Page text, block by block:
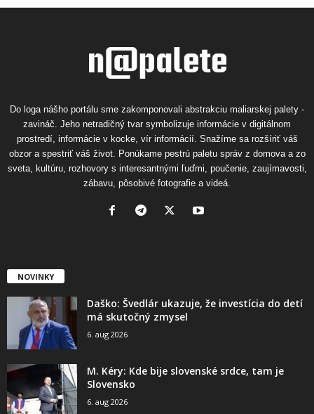
Do loga nášho portálu sme zakomponovali abstrakciu maliarskej palety -
zavináč. Jeho netradičný tvar symbolizuje informácie v digitálnom
prostredí, informácie v kocke, vír informácií. Snažíme sa rozšíriť váš
obzor a spestriť váš život. Ponúkame pestrú paletu správ z domova a zo
sveta, kultúru, rozhovory s interesantnými ľuďmi, poučenie, zaujímavosti,
zábavu, pôsobivé fotografie a videá.
NOVINKY
Daško: Švedlár ukazuje, že investícia do detí
má skutočný zmysel
6. aug 2026
M. Kéry: Kde bije slovenské srdce, tam je
Slovensko
6. aug 2026